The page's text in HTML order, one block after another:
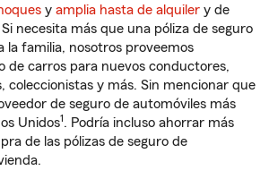
y amplia hasta de alquiler y de
Si necesita más que una póliza de seguro
la familia, nosotros proveemos
de carros para nuevos conductores,
coleccionistas y más. Sin mencionar que
de seguro de automóviles más
Unidos1 . Podría incluso ahorrar más
de las pólizas de seguro de